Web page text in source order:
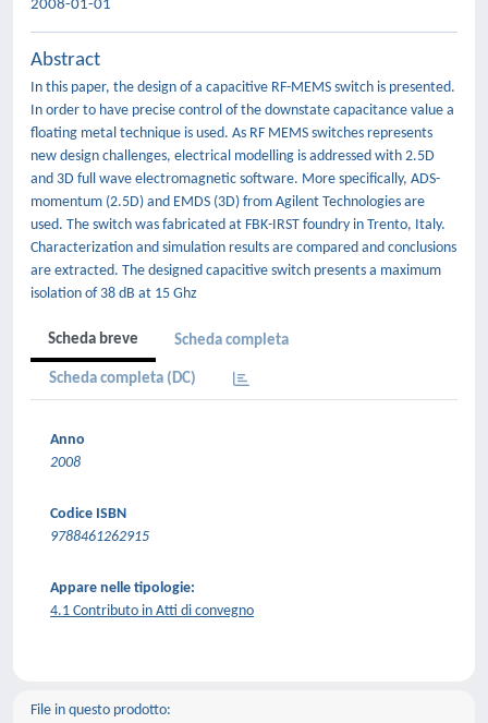
2008-01-01
Abstract
In this paper, the design of a capacitive RF-MEMS switch is presented.
In order to have precise control of the downstate capacitance value a
floating metal technique is used. As RF MEMS switches represents
new design challenges, electrical modelling is addressed with 2.5D
and 3D full wave electromagnetic software. More specifically, ADS-
momentum (2.5D) and EMDS (3D) from Agilent Technologies are
used. The switch was fabricated at FBK-IRST foundry in Trento, Italy.
Characterization and simulation results are compared and conclusions
are extracted. The designed capacitive switch presents a maximum
isolation of 38 dB at 15 Ghz
Scheda breve Scheda completa
Scheda completa (DC)
Anno
2008
Codice ISBN
9788461262915
Appare nelle tipologie:
4.1 Contributo in Atti di convegno
File in questo prodotto: